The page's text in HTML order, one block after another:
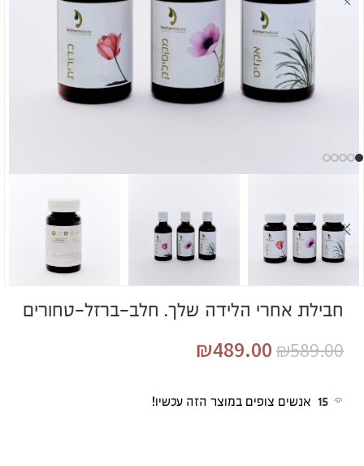
חבילת אחרי הלידה שלך. חלב-ברזל-טחורים
₪589.00
₪489.00
15 אנשים צופים במוצר הזה עכשיו!